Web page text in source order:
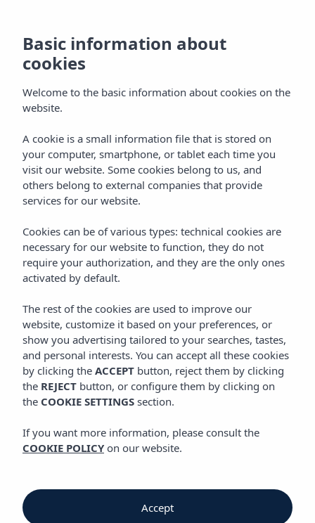
Gastronomie
Vibra Tivoli Appartementen
Home Ibiza
Playa D'en Bossa
Vibra Tivoli Appartementen
GASTRONOMIE
Gastronomie
Gastronomie
Vibra Tivoli Appartementen
In de Vibra Tivoli Appartementen kunt u de dag beginnen met
een gevarieerd ontbijt met een volledig aanbod aan gerechten
waarmee u uw batterijen kunt opladen voor een nieuwe dag
Basic information about
cookies
Welcome to the basic information about cookies on the
website.
A cookie is a small information file that is stored on
your computer, smartphone, or tablet each time you
visit our website. Some cookies belong to us, and
others belong to external companies that provide
services for our website.
Cookies can be of various types: technical cookies are
necessary for our website to function, they do not
require your authorization, and they are the only ones
activated by default.
The rest of the cookies are used to improve our
website, customize it based on your preferences, or
show you advertising tailored to your searches, tastes,
and personal interests. You can accept all these cookies
by clicking the ACCEPT button, reject them by clicking
the REJECT button, or configure them by clicking on
the COOKIE SETTINGS section.
If you want more information, please consult the
COOKIE POLICY on our website.
Accept